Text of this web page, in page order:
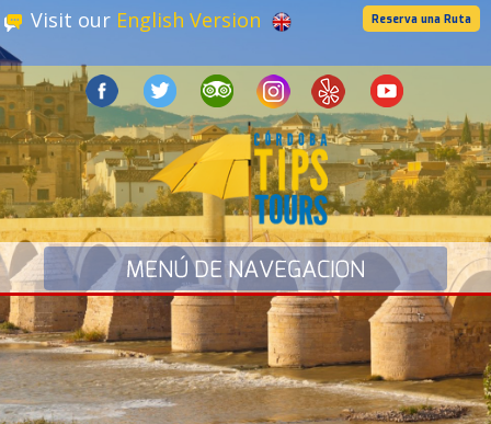
Visit our English Version Reserva una Ruta